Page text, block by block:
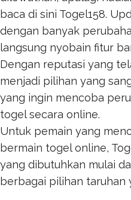
baca di sini Togel158.
dengan banyak
langsung nyobain fitur
Dengan reputasi yang
menjadi pilihan yang
yang ingin mencoba
togel secara online.
Untuk pemain yang
bermain togel online,
yang dibutuhkan mulai
berbagai pilihan taruhan